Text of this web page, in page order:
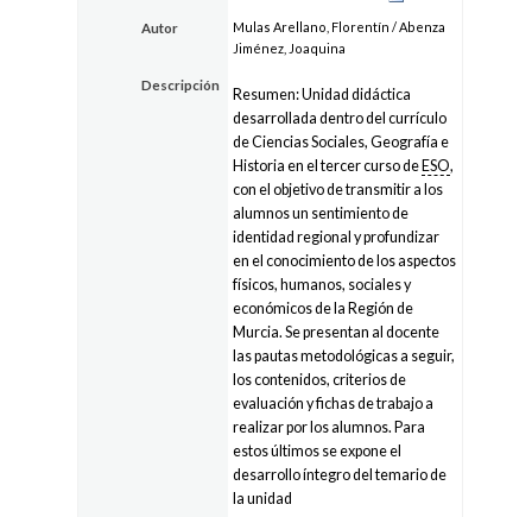
Autor
Mulas Arellano, Florentín / Abenza
Jiménez, Joaquina
Descripción
Resumen: Unidad didáctica
desarrollada dentro del currículo
de Ciencias Sociales, Geografía e
Historia en el tercer curso deESO,
con el objetivo de transmitir a los
alumnos un sentimiento de
identidad regional y profundizar
en el conocimiento de los aspectos
físicos, humanos, sociales y
económicos de la Región de
Murcia. Se presentan al docente
las pautas metodológicas a seguir,
los contenidos, criterios de
evaluación y fichas de trabajo a
realizar por los alumnos. Para
estos últimos se expone el
desarrollo íntegro del temario de
la unidad